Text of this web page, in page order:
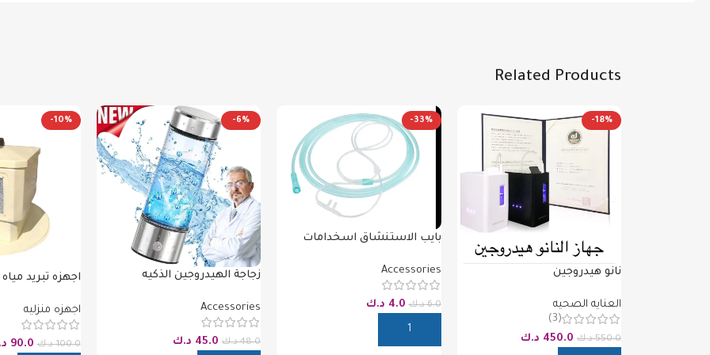
Related Products
-18%
نانو هيدروجين
العنايه الصحيه
(3)
550.0 د.ك 450.0 د.ك
-33%
بايب الاستنشاق اسخدامات
Accessories
6.0 د.ك 4.0 د.ك
إضافة إلى السلة
-6%
زجاجة الهيدروجين الذكيه
Accessories
48.0 د.ك 45.0 د.ك
-10%
اجهزه تبريد
اجهزه منزليه
100.0 د.ك 90.0